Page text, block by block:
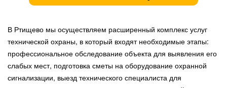
В Ртищево мы осуществляем расширенный комплекс услуг
технической охраны, в который входят необходимые этапы:
профессиональное обследование объекта для выявления его
слабых мест, подготовка сметы на оборудование охранной
сигнализации, выезд технического специалиста для